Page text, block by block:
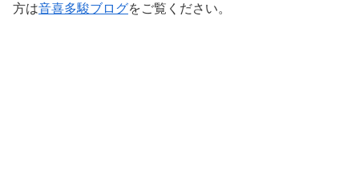
方は音喜多駿ブログをご覧ください。